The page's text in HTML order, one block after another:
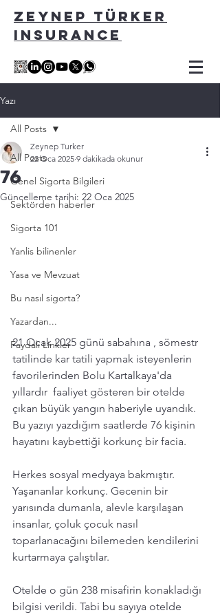
ZEYNEP TÜRKER
INSURANCE
Yazı
All Posts
Genel Sigorta Bilgileri
Sektörden haberler
Sigorta 101
Yanlis bilinenler
Yasa ve Mevzuat
Bu nasıl sigorta?
Yazardan...
Faydalı Linkler
All Posts
76
Zeynep Turker
22 Oca 2025 9 dakikada okunur
Güncelleme tarihi: 22 Oca 2025
21 Ocak 2025 günü sabahına , sömestr
tatilinde kar tatili yapmak isteyenlerin
favorilerinden Bolu Kartalkaya'da
yıllardır  faaliyet gösteren bir otelde
çıkan büyük yangın haberiyle uyandık.
Bu yazıyı yazdığım saatlerde 76 kişinin
hayatını kaybettiği korkunç bir facia.
Herkes sosyal medyaya bakmıştır.
Yaşananlar korkunç. Gecenin bir
yarısında dumanla, alevle karşılaşan
insanlar, çoluk çocuk nasıl
toparlanacağını bilemeden kendilerini
kurtarmaya çalıştılar.
Otelde o gün 238 misafirin konakladığı
bilgisi verildi. Tabi bu sayıya otelde